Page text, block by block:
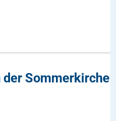
der Sommerkirche